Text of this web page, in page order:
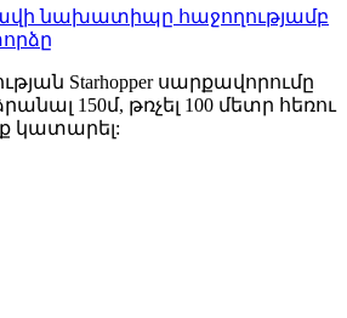
նախատիպը հաջողությամբ
Starhopper սարքավորումը
150մ, թռչել 100 մետր հեռու
կատարել: